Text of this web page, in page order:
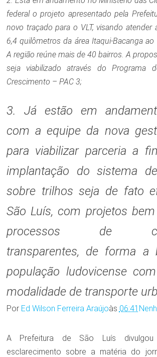
federal o projeto apresentado pela
novo traçado para o VLT, visando
6,4 quilômetros da área Itaqui-Bacanga ao
A região reúne mais de 40 bairros. A
seja viabilizado através do Programa
Crescimento – PAC 3;
3. Já estão em
com a equipe da nova
para viabilizar parceria a
implantação do sistema
sobre trilhos seja de fato
São Luís, com projetos bem
processos de
transparentes, de forma a
população ludovicense
modalidade de transporte
Por Ed Wilson Ferreira Araújoàs 06:41
A Prefeitura de São Luís
esclarecimento sobre a matéria do